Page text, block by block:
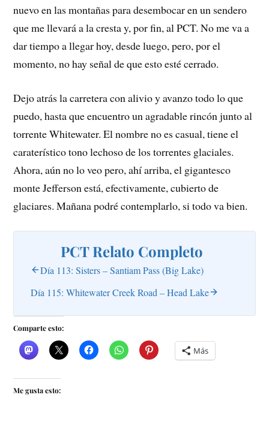
nuevo en las montañas para desembocar en un sendero
que me llevará a la cresta y, por fin, al PCT. No me va a
dar tiempo a llegar hoy, desde luego, pero, por el
momento, no hay señal de que esto esté cerrado.
Dejo atrás la carretera con alivio y avanzo todo lo que
puedo, hasta que encuentro un agradable rincón junto al
torrente Whitewater. El nombre no es casual, tiene el
caraterístico tono lechoso de los torrentes glaciales.
Ahora, aún no lo veo pero, ahí arriba, el gigantesco
monte Jefferson está, efectivamente, cubierto de
glaciares. Mañana podré contemplarlo, si todo va bien.
PCT Relato Completo
Día 113: Sisters – Santiam Pass (Big Lake)
Día 115: Whitewater Creek Road – Head Lake
Comparte esto:
Más
Me gusta esto: